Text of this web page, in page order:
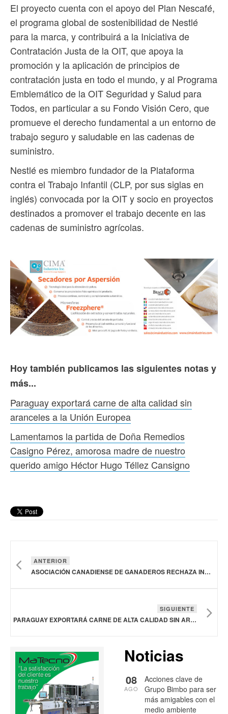
El proyecto cuenta con el apoyo del Plan Nescafé,
el programa global de sostenibilidad de Nestlé
para la marca, y contribuirá a la Iniciativa de
Contratación Justa de la OIT, que apoya la
promoción y la aplicación de principios de
contratación justa en todo el mundo, y al Programa
Emblemático de la OIT Seguridad y Salud para
Todos, en particular a su Fondo Visión Cero, que
promueve el derecho fundamental a un entorno de
trabajo seguro y saludable en las cadenas de
suministro.
Nestlé es miembro fundador de la Plataforma
contra el Trabajo Infantil (CLP, por sus siglas en
inglés) convocada por la OIT y socio en proyectos
destinados a promover el trabajo decente en las
cadenas de suministro agrícolas.
Hoy también publicamos las siguientes notas y
más...
Paraguay exportará carne de alta calidad sin
aranceles a la Unión Europea
Lamentamos la partida de Doña Remedios
Casigno Pérez, amorosa madre de nuestro
querido amigo Héctor Hugo Téllez Cansigno
ANTERIOR
ASOCIACIÓN CANADIENSE DE GANADEROS RECHAZA INCLUIR CARNE VACUNA EN NEGOCIACIONES CON EL MERCOSUR
SIGUIENTE
PARAGUAY EXPORTARÁ CARNE DE ALTA CALIDAD SIN ARANCELES A LA UNIÓN EUROPEA
Noticias
Acciones clave de
Grupo Bimbo para ser
más amigables con el
medio ambiente
08
AGO